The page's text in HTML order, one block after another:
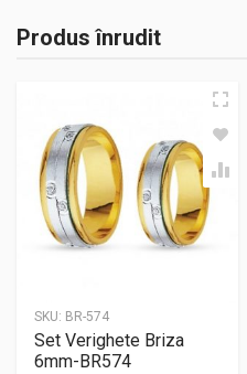
Produs înrudit
SKU: BR-574
Set Verighete Briza
6mm-BR574